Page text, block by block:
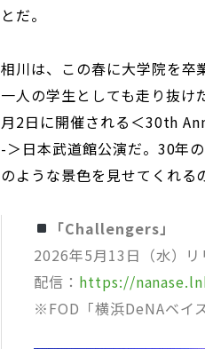
とだ。
相川は、この春に大学院を卒
一人の学生としても走り抜け
月2日に開催される＜30th
-＞日本武道館公演だ。30年
のような景色を見せてくれる
「Challengers」
2026年5月13日（水）リ
配信： https://
※FOD「横浜DeNAベイ